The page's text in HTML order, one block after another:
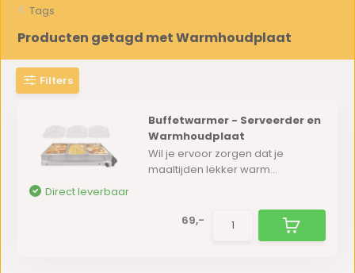
Tags
Producten getagd met Warmhoudplaat
Filters
Buffetwarmer - Serveerder en
Warmhoudplaat
Wil je ervoor zorgen dat je
maaltijden lekker warm...
Direct leverbaar
69,-